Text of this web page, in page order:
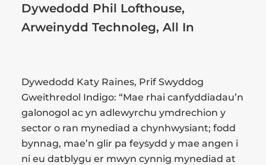
Dywedodd Phil Lofthouse,
Arweinydd Technoleg, All In
Dywedodd Katy Raines, Prif Swyddog
Gweithredol Indigo: “Mae rhai canfyddiadau’n
galonogol ac yn adlewyrchu ymdrechion y
sector o ran mynediad a chynhwysiant; fodd
bynnag, mae’n glir pa feysydd y mae angen i
ni eu datblygu er mwyn cynnig mynediad at